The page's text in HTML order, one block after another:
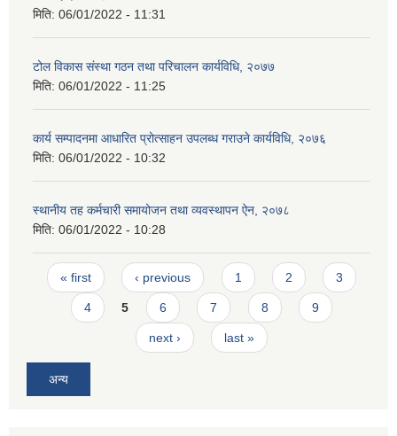
मिति: 06/01/2022 - 11:31
टोल विकास संस्था गठन तथा परिचालन कार्यविधि, २०७७
मिति: 06/01/2022 - 11:25
कार्य सम्पादनमा आधारित प्रोत्साहन उपलब्ध गराउने कार्यविधि, २०७६
मिति: 06/01/2022 - 10:32
स्थानीय तह कर्मचारी समायोजन तथा व्यवस्थापन ऐन, २०७८
मिति: 06/01/2022 - 10:28
Pages
« first ‹ previous 1 2 3
4 5 6 7 8 9
next › last »
अन्य